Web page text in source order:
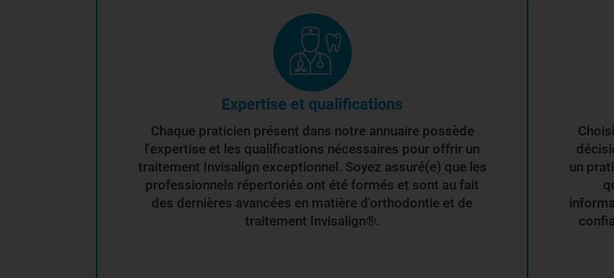
Expertise et qualifications
Chaque praticien présent dans notre annuaire possède
l'expertise et les qualifications nécessaires pour offrir un
traitement Invisalign exceptionnel. Soyez assuré(e) que les
professionnels répertoriés ont été formés et sont au fait
des dernières avancées en matière d'orthodontie et de
traitement Invisalign®.
un